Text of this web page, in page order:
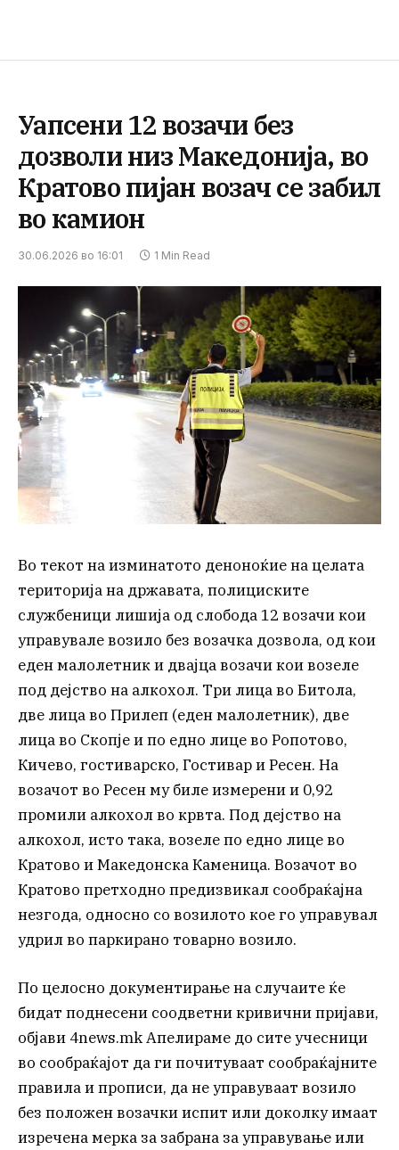
Уапсени 12 возачи без
дозволи низ Македонија, во
Кратово пијан возач се забил
во камион
30.06.2026 во 16:01 1 Min Read
Во текот на изминатото деноноќие на целата
територија на државата, полициските
службеници лишија од слобода 12 возачи кои
управувале возило без возачка дозвола, од кои
еден малолетник и двајца возачи кои возеле
под дејство на алкохол. Три лица во Битола,
две лица во Прилеп (еден малолетник), две
лица во Скопје и по едно лице во Ропотово,
Кичево, гостиварско, Гостивар и Ресен. На
возачот во Ресен му биле измерени и 0,92
промили алкохол во крвта. Под дејство на
алкохол, исто така, возеле по едно лице во
Кратово и Македонска Каменица. Возачот во
Кратово претходно предизвикал сообраќајна
незгода, односно со возилото кое го управувал
удрил во паркирано товарно возило.
По целосно документирање на случаите ќе
бидат поднесени соодветни кривични пријави,
објави 4news.mk Апелираме до сите учесници
во сообраќајот да ги почитуваат сообраќајните
правила и прописи, да не управуваат возило
без положен возачки испит или доколку имаат
изречена мерка за забрана за управување или